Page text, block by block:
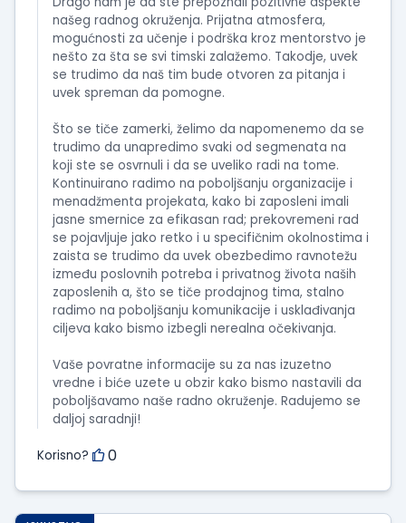
našeg radnog okruženja. Prijatna atmosfera,
mogućnosti za učenje i podrška kroz mentorstvo je
nešto za šta se svi timski zalažemo. Takodje, uvek
se trudimo da naš tim bude otvoren za pitanja i
uvek spreman da pomogne.
Što se tiče zamerki, želimo da napomenemo da se
trudimo da unapredimo svaki od segmenata na
koji ste se osvrnuli i da se uveliko radi na tome.
Kontinuirano radimo na poboljšanju organizacije i
menadžmenta projekata, kako bi zaposleni imali
jasne smernice za efikasan rad; prekovremeni rad
se pojavljuje jako retko i u specifičnim okolnostima i
zaista se trudimo da uvek obezbedimo ravnotežu
između poslovnih potreba i privatnog života naših
zaposlenih a, što se tiče prodajnog tima, stalno
radimo na poboljšanju komunikacije i usklađivanja
ciljeva kako bismo izbegli nerealna očekivanja.
Vaše povratne informacije su za nas izuzetno
vredne i biće uzete u obzir kako bismo nastavili da
poboljšavamo naše radno okruženje. Radujemo se
daljoj saradnji!
Korisno? 0